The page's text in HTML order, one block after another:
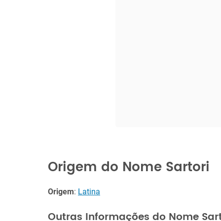
Origem do Nome Sartori
Origem: Latina
Outras Informações do Nome